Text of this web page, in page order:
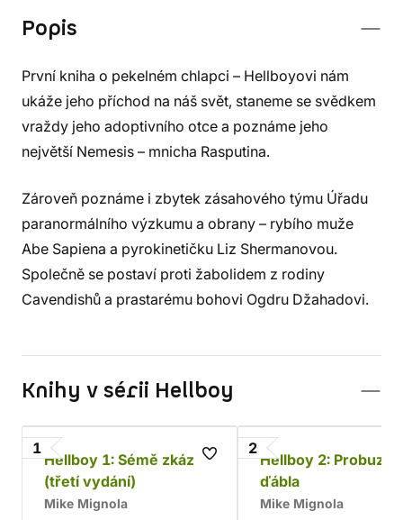
Popis
První kniha o pekelném chlapci – Hellboyovi nám
ukáže jeho příchod na náš svět, staneme se svědkem
vraždy jeho adoptivního otce a poznáme jeho
největší Nemesis – mnicha Rasputina.
Zároveň poznáme i zbytek zásahového týmu Úřadu
paranormálního výzkumu a obrany – rybího muže
Abe Sapiena a pyrokinetičku Liz Shermanovou.
Společně se postaví proti žabolidem z rodiny
Cavendishů a prastarému bohovi Ogdru Džahadovi.
Knihy v sérii Hellboy
1
Hellboy 1: Sémě zkázy
(třetí vydání)
Mike Mignola
2
Hellboy 2:
ďábla
Mike Mignola